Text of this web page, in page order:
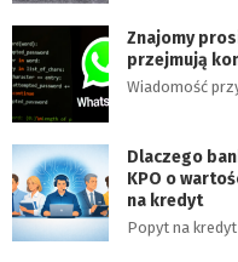
Znajomy
przejmują
Wiadomość
Dlaczego
KPO o
na kredyt
Popyt na